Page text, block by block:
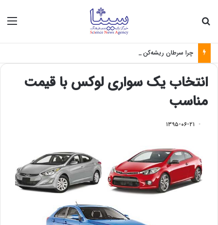
چرا سرطان ریشه‌کن نمی‌شود؟
انتخاب یک سواری لوکس با قیمت
مناسب
۱۳۹۵-۰۶-۲۱